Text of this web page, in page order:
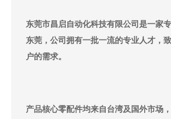
东莞市昌启自动化科技有限公司是一家
东莞，公司拥有一批一流的专业人才，
户的需求。
产品核心零配件均来自台湾及国外市场